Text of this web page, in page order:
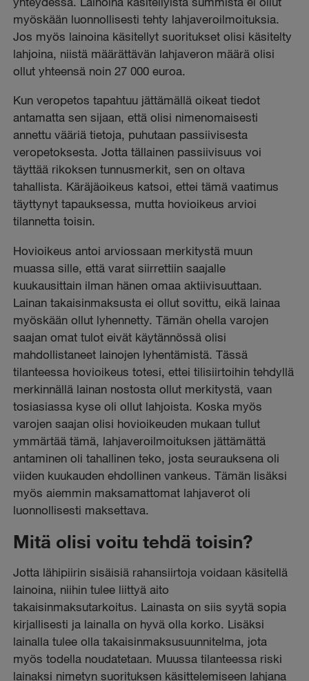
myöskään luonnollisesti tehty lahjaveroilmoituksia.
Jos myös lainoina käsitellyt suoritukset olisi käsitelty
lahjoina, niistä määrättävän lahjaveron määrä olisi
ollut yhteensä noin 27 000 euroa.
Kun veropetos tapahtuu jättämällä oikeat tiedot
antamatta sen sijaan, että olisi nimenomaisesti
annettu vääriä tietoja, puhutaan passiivisesta
veropetoksesta. Jotta tällainen passiivisuus voi
täyttää rikoksen tunnusmerkit, sen on oltava
tahallista. Käräjäoikeus katsoi, ettei tämä vaatimus
täyttynyt tapauksessa, mutta hovioikeus arvioi
tilannetta toisin.
Hovioikeus antoi arviossaan merkitystä muun
muassa sille, että varat siirrettiin saajalle
kuukausittain ilman hänen omaa aktiivisuuttaan.
Lainan takaisinmaksusta ei ollut sovittu, eikä lainaa
myöskään ollut lyhennetty. Tämän ohella varojen
saajan omat tulot eivät käytännössä olisi
mahdollistaneet lainojen lyhentämistä. Tässä
tilanteessa hovioikeus totesi, ettei tilisiirtoihin tehdyllä
merkinnällä lainan nostosta ollut merkitystä, vaan
tosiasiassa kyse oli ollut lahjoista. Koska myös
varojen saajan olisi hovioikeuden mukaan tullut
ymmärtää tämä, lahjaveroilmoituksen jättämättä
antaminen oli tahallinen teko, josta seurauksena oli
viiden kuukauden ehdollinen vankeus. Tämän lisäksi
myös aiemmin maksamattomat lahjaverot oli
luonnollisesti maksettava.
Mitä olisi voitu tehdä toisin?
Jotta lähipiirin sisäisiä rahansiirtoja voidaan käsitellä
lainoina, niihin tulee liittyä aito
takaisinmaksutarkoitus. Lainasta on siis syytä sopia
kirjallisesti ja lainalla on hyvä olla korko. Lisäksi
lainalla tulee olla takaisinmaksusuunnitelma, jota
myös todella noudatetaan. Muussa tilanteessa riski
lainaksi nimetyn suorituksen käsittelemiseen lahjana